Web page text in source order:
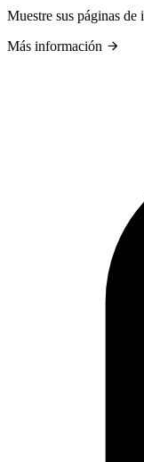
Muestre sus páginas de
Más información